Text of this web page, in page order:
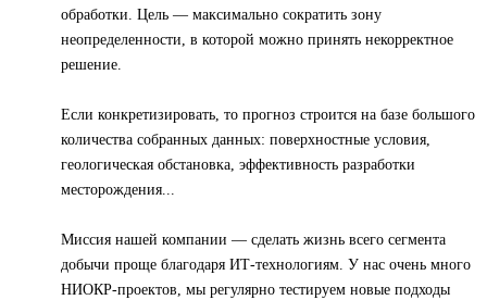
обработки. Цель — максимально сократить зону
неопределенности, в которой можно принять некорректное
решение.
Если конкретизировать, то прогноз строится на базе большого
количества собранных данных: поверхностные условия,
геологическая обстановка, эффективность разработки
месторождения...
Миссия нашей компании — сделать жизнь всего сегмента
добычи проще благодаря ИТ-технологиям. У нас очень много
НИОКР-проектов, мы регулярно тестируем новые подходы